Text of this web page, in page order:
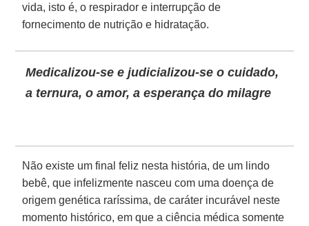
vida, isto é, o respirador e interrupção de
fornecimento de nutrição e hidratação.
Medicalizou-se e judicializou-se o cuidado,
a ternura, o amor, a esperança do milagre
Não existe um final feliz nesta história, de um lindo
bebê, que infelizmente nasceu com uma doença de
origem genética raríssima, de caráter incurável neste
momento histórico, em que a ciência médica somente